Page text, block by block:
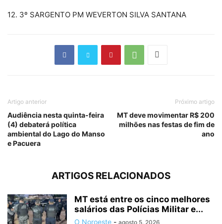
12. 3º SARGENTO PM WEVERTON SILVA SANTANA
Artigo anterior
Audiência nesta quinta-feira
(4) debaterá política
ambiental do Lago do Manso
e Pacuera
Próximo artigo
MT deve movimentar R$ 200
milhões nas festas de fim de
ano
ARTIGOS RELACIONADOS
MT está entre os cinco melhores
salários das Polícias Militar e...
O Noroeste - agosto 5, 2026